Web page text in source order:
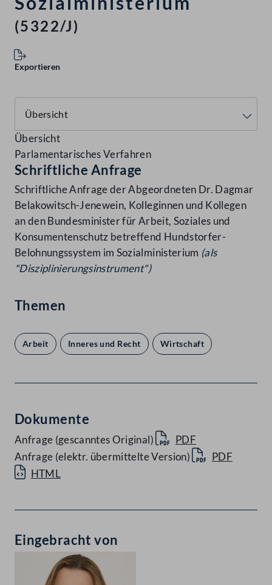
(5322/J)
Exportieren
Übersicht
Parlamentarisches Verfahren
Schriftliche Anfrage
Schriftliche Anfrage der Abgeordneten Dr. Dagmar
Belakowitsch-Jenewein, Kolleginnen und Kollegen
an den Bundesminister für Arbeit, Soziales und
Konsumentenschutz betreffend Hundstorfer-
Belohnungssystem im Sozialministerium (als
"Disziplinierungsinstrument")
Themen
Arbeit Inneres und Recht Wirtschaft
Dokumente
Anfrage (gescanntes Original)
PDF
Anfrage (elektr. übermittelte Version)
PDF
HTML
Eingebracht von